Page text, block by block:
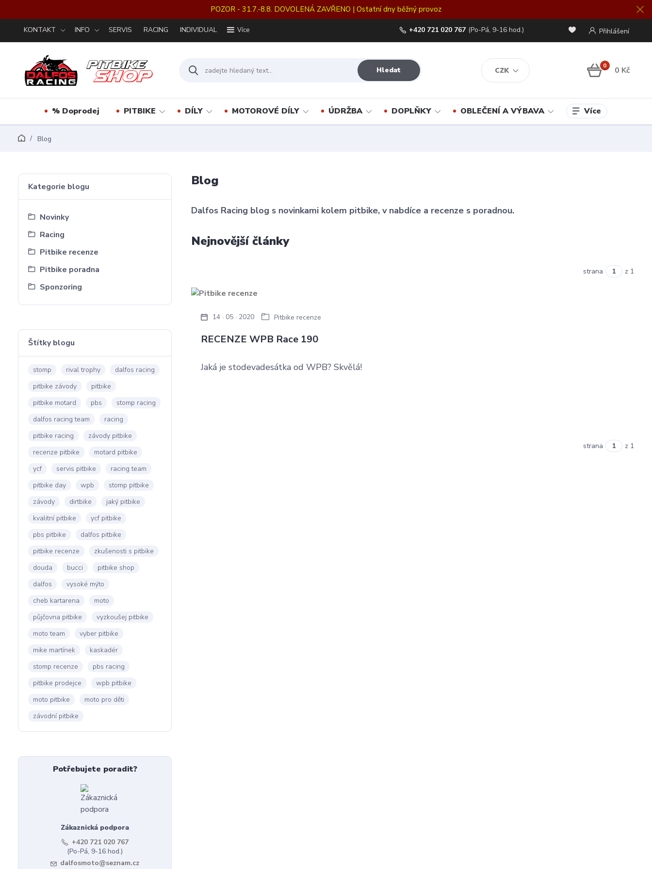
POZOR - 31.7.-8.8. DOVOLENÁ ZAVŘENO | Ostatní dny běžný provoz
KONTAKT INFO SERVIS RACING INDIVIDUAL Více
CZK
Přihlášení
Hledat
+420 721 020 767 (Po-Pá, 9-16 hod.)
0 0 Kč
% Doprodej PITBIKE DÍLY MOTOROVÉ DÍLY ÚDRŽBA DOPLŇKY OBLEČENÍ A VÝBAVA Více
Blog
Kategorie blogu
Novinky
Racing
Pitbike recenze
Pitbike poradna
Sponzoring
Štítky blogu
stomp rival trophy
dalfos racing
pitbike závody
pitbike
pitbike motard
pbs
stomp racing
dalfos racing team
racing
pitbike racing
závody pitbike
recenze pitbike
motard pitbike
ycf
servis pitbike
racing team
pitbike day
wpb
stomp pitbike
závody
dirtbike
jaký pitbike
kvalitní pitbike
ycf pitbike
pbs pitbike
dalfos pitbike
pitbike recenze
zkušenosti s pitbike
douda
bucci
pitbike shop
dalfos
vysoké mýto
cheb kartarena
moto
půjčovna pitbike
vyzkoušej pitbike
moto team
vyber pitbike
mike martínek
kaskadér
stomp recenze
pbs racing
pitbike prodejce
wpb pitbike
moto pitbike
moto pro děti
závodní pitbike
Potřebujete poradit?
Zákaznická podpora
+420 721 020 767
(Po-Pá, 9-16 hod.)
dalfosmoto@seznam.cz
Blog
Dalfos Racing blog s novinkami kolem pitbike, v nabdíce a recenze s poradnou.
Nejnovější články
strana z 1
RECENZE WPB Race 190
14 05 2020 Pitbike recenze
Jaká je stodevadesátka od WPB? Skvělá!
strana z 1